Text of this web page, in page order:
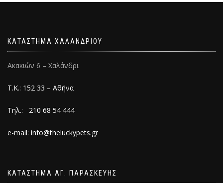
ΚΑΤΑΣΤΗΜΑ ΧΑΛΑΝΔΡΙΟΥ
Ακακιών 6 – Χαλάνδρι
Τ.Κ.: 152 33 – Αθήνα
Τηλ.: 210 68 54 444
e-mail: info@theluckypets.gr
ΚΑΤΑΣΤΗΜΑ ΑΓ. ΠΑΡΑΣΚΕΥΗΣ